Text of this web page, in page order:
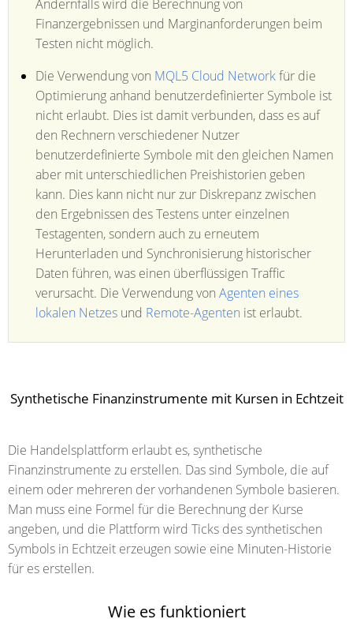
Andernfalls wird die Berechnung von
Finanzergebnissen und Marginanforderungen beim
Testen nicht möglich.
Die Verwendung von MQL5 Cloud Networkfür die
Optimierung anhand benutzerdefinierter Symbole ist
nicht erlaubt. Dies ist damit verbunden, dass es auf
den Rechnern verschiedener Nutzer
benutzerdefinierte Symbole mit den gleichen Namen
aber mit unterschiedlichen Preishistorien geben
kann. Dies kann nicht nur zur Diskrepanz zwischen
den Ergebnissen des Testens unter einzelnen
Testagenten, sondern auch zu erneutem
Herunterladen und Synchronisierung historischer
Daten führen, was einen überflüssigen Traffic
verursacht. Die Verwendung von Agenten eines
lokalen Netzes und Remote-Agenten ist erlaubt.
Synthetische Finanzinstrumente mit Kursen in Echtzeit
Die Handelsplattform erlaubt es, synthetische
Finanzinstrumente zu erstellen. Das sind Symbole, die auf
einem oder mehreren der vorhandenen Symbole basieren.
Man muss eine Formel für die Berechnung der Kurse
angeben, und die Plattform wird Ticks des synthetischen
Symbols in Echtzeit erzeugen sowie eine Minuten-Historie
für es erstellen.
Wie es funktioniert